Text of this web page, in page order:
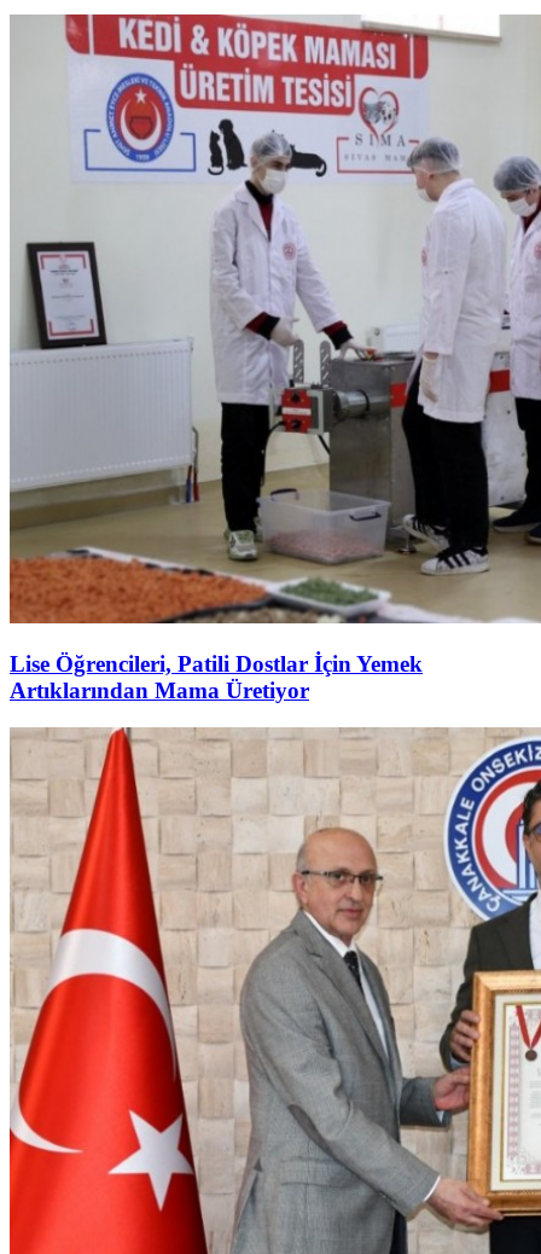
Lise Öğrencileri, Patili Dostlar İçin Yemek
Artıklarından Mama Üretiyor